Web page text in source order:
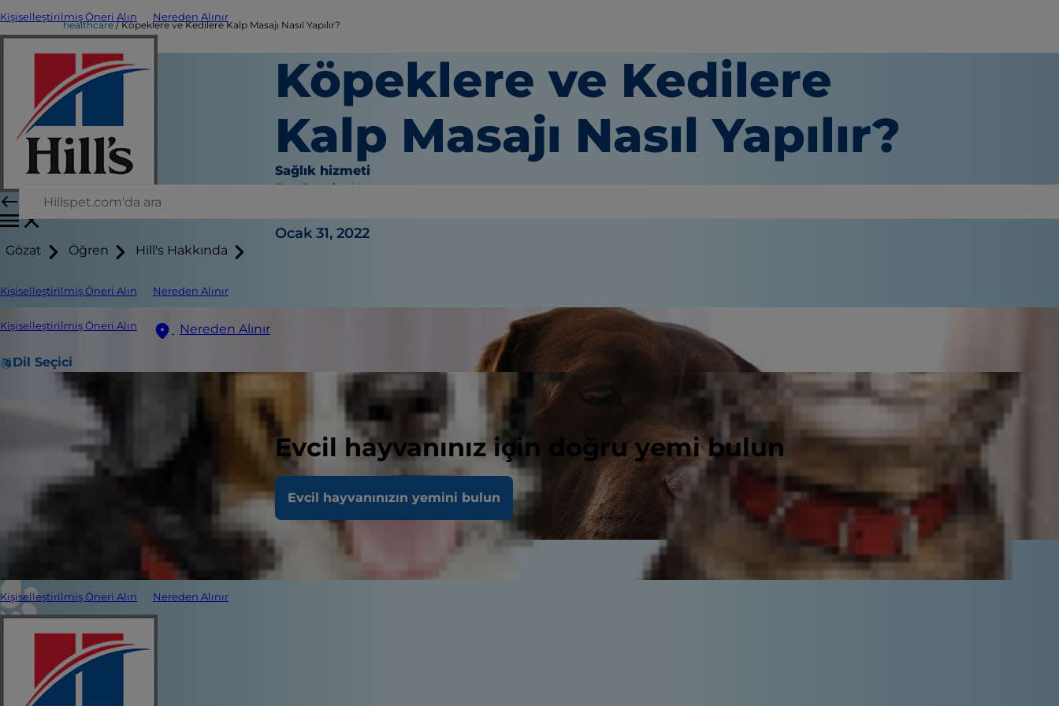
Kişiselleştirilmiş Öneri Alın Nereden Alınır
Gözat Öğren Hill's Hakkında
Kişiselleştirilmiş Öneri Alın Nereden Alınır
Kişiselleştirilmiş Öneri Alın Nereden Alınır
Dil Seçici
Evcil hayvanınız için doğru yemi bulun
Evcil hayvanınızın yemini bulun
Kişiselleştirilmiş Öneri Alın Nereden Alınır
healthcare Köpeklere ve Kedilere Kalp Masajı Nasıl Yapılır?
Köpeklere ve Kedilere
Kalp Masajı Nasıl Yapılır?
Sağlık hizmeti
Dr. Sarah Wooten
Ocak 31, 2022